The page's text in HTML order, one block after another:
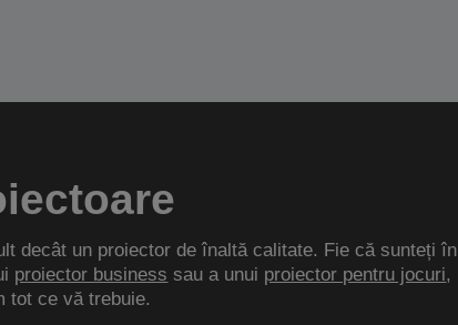
decât un proiector de înaltă calitate. Fie că sunteți în
proiector business sau a unui proiector pentru jocuri,
tot ce vă trebuie.